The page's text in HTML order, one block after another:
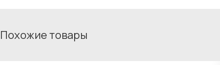
Похожие товары